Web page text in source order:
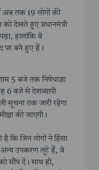
अब तक 19 लोगों की
को देखते हुए प्रधानमंत्री
हालांकि वे
पर बने हुए हैं।
5 बजे तक निषेधाज्ञा
6 बजे से देशव्यापी
सूचना तक जारी रहेगा
की जाएगी।
है कि जिन लोगों ने हिंसा
अन्य उपकरण लूटे हैं, वे
सौंप दें। साथ ही,